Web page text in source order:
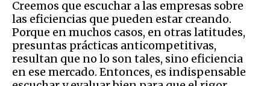
Creemos que escuchar a las empresas sobre
las eficiencias que pueden estar creando.
Porque en muchos casos, en otras latitudes,
presuntas prácticas anticompetitivas,
resultan que no lo son tales, sino eficiencia
en ese mercado. Entonces, es indispensable